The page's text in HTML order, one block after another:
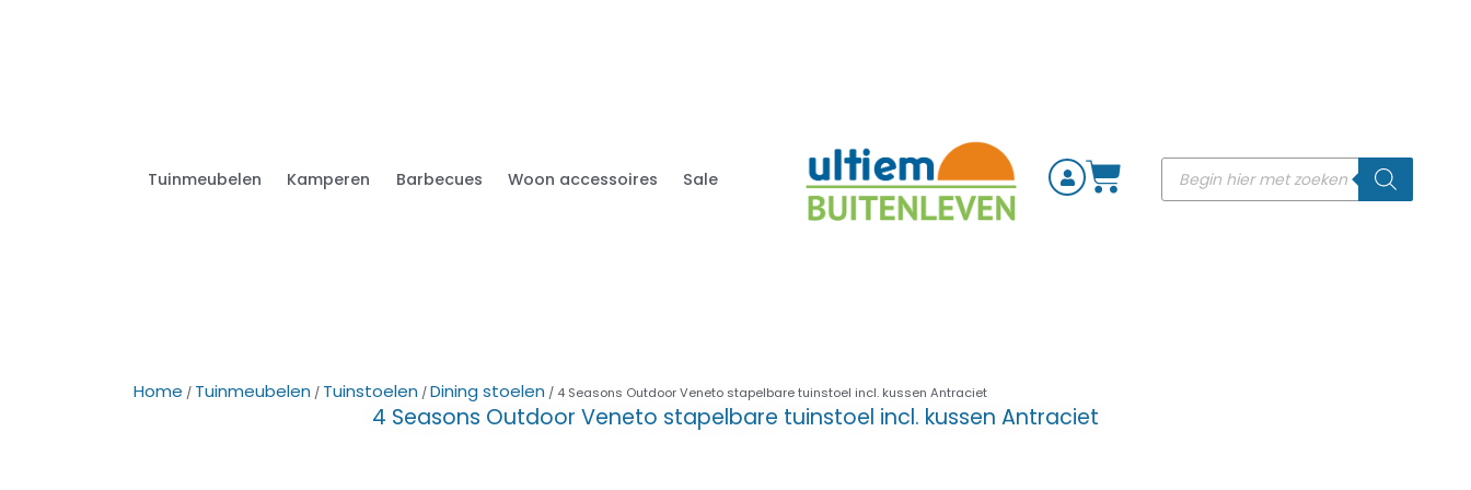
Tuinmeubelen Kamperen Barbecues Woon accessoires Sale
Home / Tuinmeubelen / Tuinstoelen /Dining stoelen / 4 Seasons Outdoor Veneto stapelbare tuinstoel incl. kussen Antraciet
4 Seasons Outdoor Veneto stapelbare tuinstoel incl. kussen Antraciet